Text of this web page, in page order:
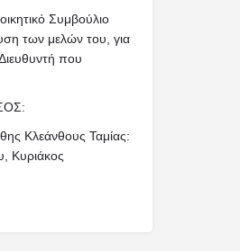
Συμβούλιο
των μελών του, για
που
Κλεάνθους Ταμίας:
Κυριάκος